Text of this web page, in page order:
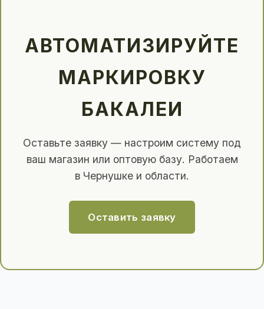
АВТОМАТИЗИРУЙТЕ
МАРКИРОВКУ
БАКАЛЕИ
Оставьте заявку — настроим систему под
ваш магазин или оптовую базу. Работаем
в Чернушке и области.
Оставить заявку